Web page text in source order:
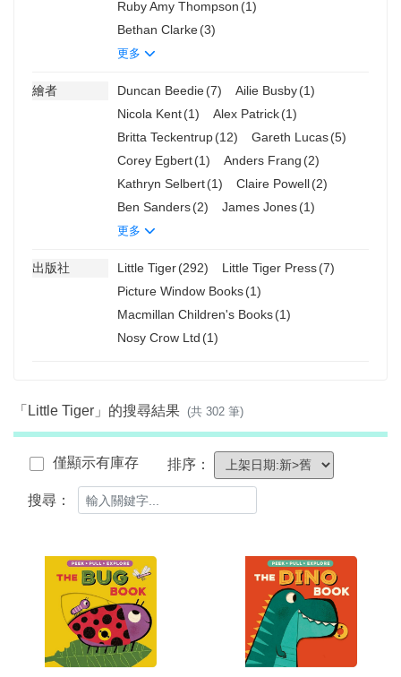
Ruby Amy Thompson (1)
Bethan Clarke(3)
更多
繪者 Duncan Beedie(7) Ailie Busby(1)
Nicola Kent(1) Alex Patrick(1)
Britta Teckentrup(12) Gareth Lucas(5)
Corey Egbert(1) Anders Frang (2)
Kathryn Selbert(1) Claire Powell(2)
Ben Sanders(2) James Jones(1)
更多
出版社 Little Tiger(292) Little Tiger Press(7)
Picture Window Books(1)
Macmillan Children's Books(1)
Nosy Crow Ltd (1)
「Little Tiger」的搜尋結果 (共 302 筆)
僅顯示有庫存 排序：
搜尋：